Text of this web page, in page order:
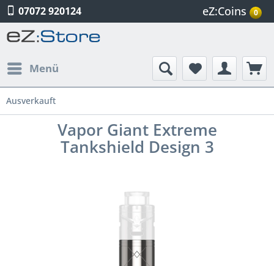
07072 920124 eZ:Coins 0
Menü
Ausverkauft
Vapor Giant Extreme
Tankshield Design 3